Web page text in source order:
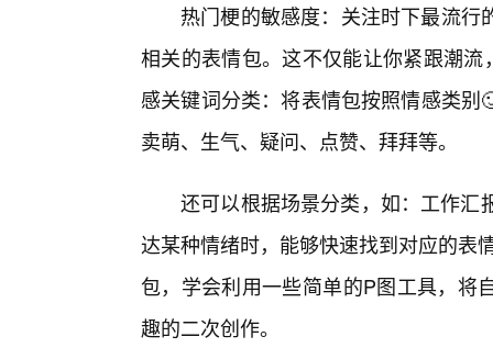
热门梗的敏感度：关注时下最流
相关的表情包。这不仅能让你紧跟潮
感关键词分类：将表情包按照情感类
卖萌、生气、疑问、点赞、拜拜等。
还可以根据场景分类，如：工作汇
达某种情绪时，能够快速找到对应的表
包，学会利用一些简单的P图工具，将
趣的二次创作。